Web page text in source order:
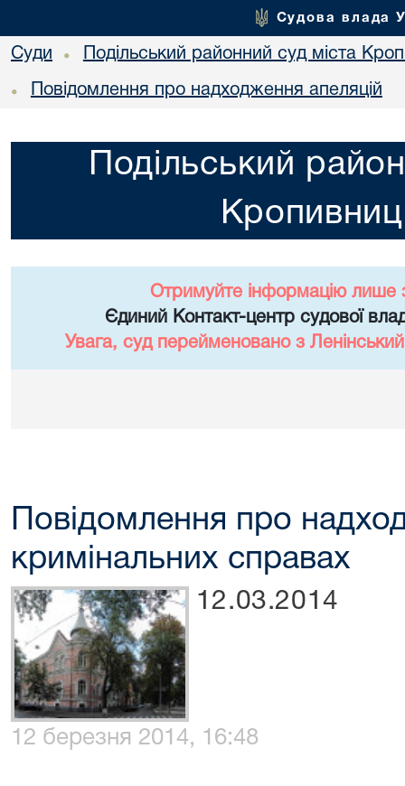
Судова влада
Суди • Подільський районний суд міста
• Повідомлення про надходження апеляцій
Подільський
Отримуйте інформацію лише
Єдиний Контакт-центр судової
Увага, суд перейменовано з
Повідомлення про
кримінальних справах
12.03.2014
12 березня 2014, 16:48